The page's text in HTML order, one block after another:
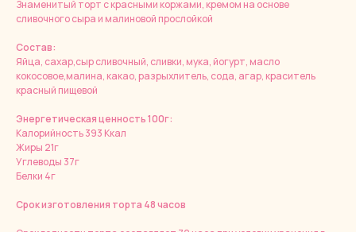
Знаменитый торт с красными коржами, кремом на основе
сливочного сыра и малиновой прослойкой
Состав:
Яйца, сахар,сыр сливочный, сливки, мука, йогурт, масло
кокосовое,малина, какао, разрыхлитель, сода, агар, краситель
красный пищевой
Энергетическая ценность 100г:
Калорийность 393 Ккал
Жиры 21г
Углеводы 37г
Белки 4г
Срок изготовления торта 48 часов